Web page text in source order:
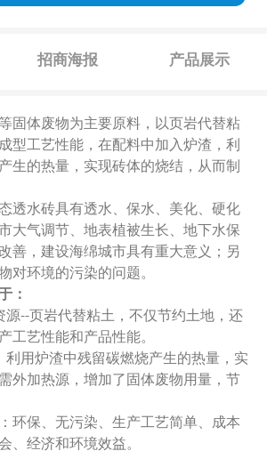
招商海报 产品展示
固体废物为主要原料，以页岩代替粘
型工艺性能，在配料中加入炉渣，利
生的热量，实现砖体的烧结，从而制
透水砖具有透水、保水、美化、硬化
大气调节、地表植被生长、地下水保
善，建设海绵城市具有重大意义；另
对环境的污染的问题。
：
源--页岩代替粘土，不仅节约土地，还
工艺性能和产品性能。
用炉渣中残留碳燃烧产生的热量，实
外加热源，增加了固体废物用量，节
环保、无污染、生产工艺简单、成本
、经济和环境效益。